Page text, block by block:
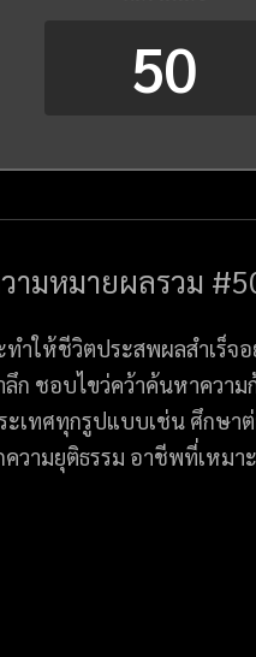
50
ามหมายผลรวม
ทำให้ชีวิตประสพผลสำเร็จ
ลึก ชอบไขว่คว้าค้นหาความ
ะเทศทุกรูปแบบเช่น ศึกษาต่
ความยุติธรรม อาชีพที่เหม